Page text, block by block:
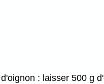
d'oignon : laisser 500 g